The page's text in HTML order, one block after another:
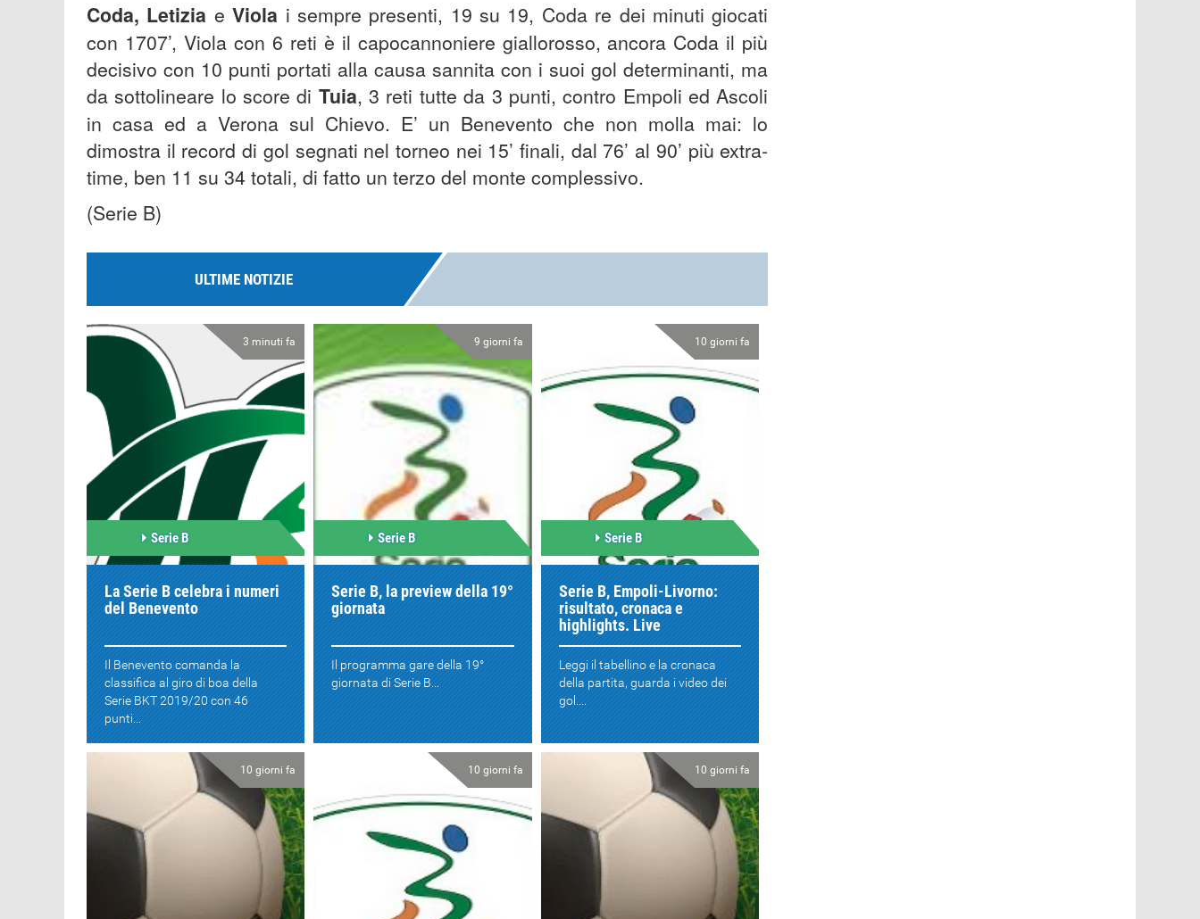
Coda, Letizia e Viola i sempre presenti, 19 su 19, Coda re dei minuti giocati
con 1707’, Viola con 6 reti è il capocannoniere giallorosso, ancora Coda il più
decisivo con 10 punti portati alla causa sannita con i suoi gol determinanti, ma
da sottolineare lo score di Tuia, 3 reti tutte da 3 punti, contro Empoli ed Ascoli
in casa ed a Verona sul Chievo. E’ un Benevento che non molla mai: lo
dimostra il record di gol segnati nel torneo nei 15’ finali, dal 76’ al 90’ più extra-
time, ben 11 su 34 totali, di fatto un terzo del monte complessivo.
(Serie B)
ULTIME NOTIZIE
3 minuti fa
Serie B
La Serie B celebra i numeri
del Benevento
Il Benevento comanda la
classifica al giro di boa della
Serie BKT 2019/20 con 46
punti...
9 giorni fa
Serie B
Serie B, la preview della 19°
giornata
Il programma gare della 19°
giornata di Serie B...
10 giorni fa
Serie B
Serie B, Empoli-Livorno:
risultato, cronaca e
highlights. Live
Leggi il tabellino e la cronaca
della partita, guarda i video dei
gol....
10 giorni fa 10 giorni fa 10 giorni fa